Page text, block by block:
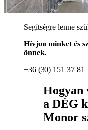
Segítségre lenne
Hívjon minket és
önnek.
+36 (30) 151 37 81
Hogyan
a DÉG
Monor